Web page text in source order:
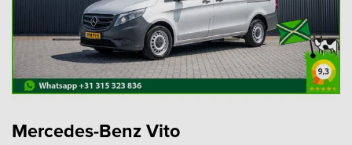
Mercedes-Benz Vito